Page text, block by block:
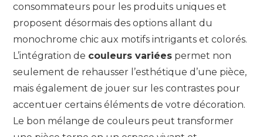
consommateurs pour les produits uniques et
proposent désormais des options allant du
monochrome chic aux motifs intrigants et colorés.
L’intégration de couleurs variées permet non
seulement de rehausser l’esthétique d’une pièce,
mais également de jouer sur les contrastes pour
accentuer certains éléments de votre décoration.
Le bon mélange de couleurs peut transformer